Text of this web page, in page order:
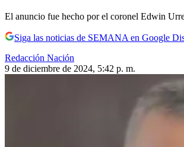
El anuncio fue hecho por el coronel Edwin
Siga las noticias de SEMANA en Google
Redacción Nación
9 de diciembre de 2024, 5:42 p. m.